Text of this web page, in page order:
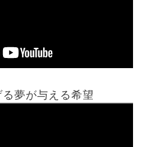
夢が与える希望
ホーム